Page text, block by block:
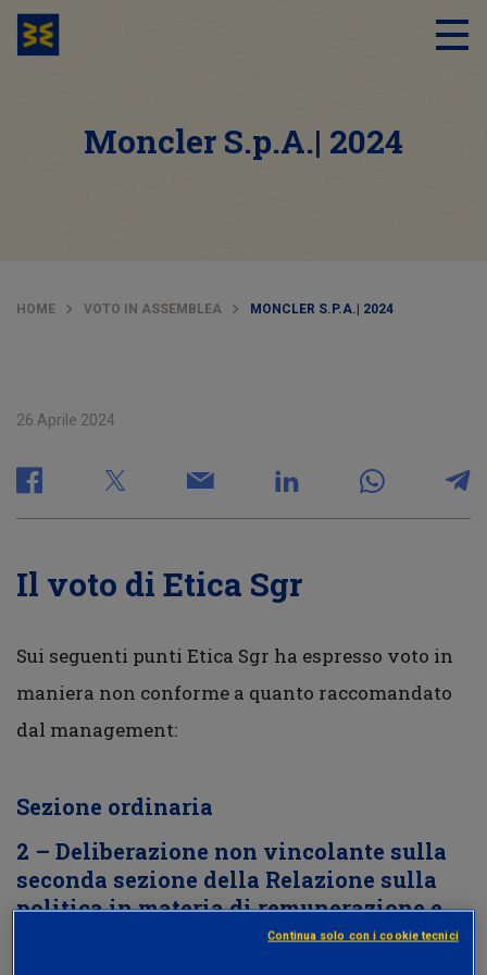
Moncler S.p.A.| 2024
HOME VOTO IN ASSEMBLEA MONCLER S.P.A.| 2024
26 Aprile 2024
Il voto di Etica Sgr
Sui seguenti punti Etica Sgr ha espresso voto in
maniera non conforme a quanto raccomandato
dal management:
Sezione ordinaria
2 – Deliberazione non vincolante sulla
seconda sezione della Relazione sulla
politica in materia di remunerazione e
sui compensi corrispostiContinua solo con i cookie tecnici